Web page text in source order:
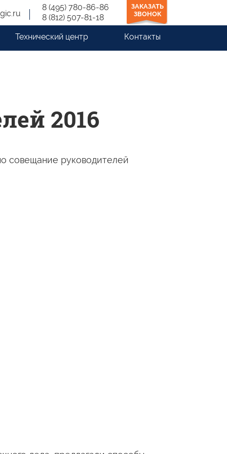
8 (495) 780-86-86
8 (812) 507-81-18
ЗАКАЗАТЬ
ЗВОНОК
Технический центр Контакты
2016
совещание руководителей